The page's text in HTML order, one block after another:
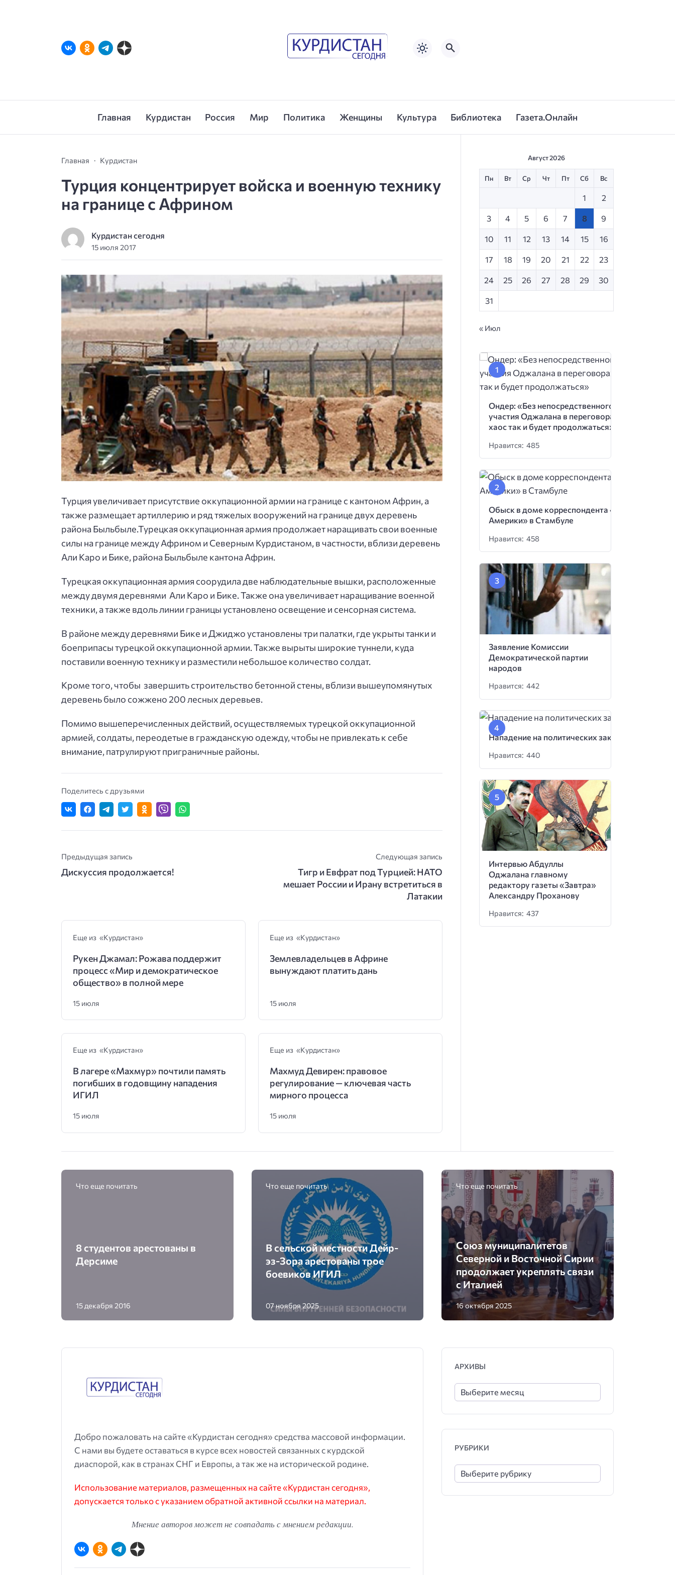
Главная Курдистан Россия Мир Политика Женщины Культура Библиотека Газета.Онлайн
Главная Курдистан
Турция концентрирует войска и военную технику
на границе с Африном
Курдистан сегодня
15 июля 2017
Турция увеличивает присутствие оккупационной армии на границе с кантоном Африн, а
также размещает артиллерию и ряд тяжелых вооружений на границе двух деревень
района Быльбыле.Турецкая оккупационная армия продолжает наращивать свои военные
силы на границе между Африном и Северным Курдистаном, в частности, вблизи деревень
Али Каро и Бике, района Быльбыле кантона Африн.
Турецкая оккупационная армия соорудила две наблюдательные вышки, расположенные
между двумя деревнями Али Каро и Бике. Также она увеличивает наращивание военной
техники, а также вдоль линии границы установлено освещение и сенсорная система.
В районе между деревнями Бике и Джиджо установлены три палатки, где укрыты танки и
боеприпасы турецкой оккупационной армии. Также вырыты широкие туннели, куда
поставили военную технику и разместили небольшое количество солдат.
Кроме того, чтобы завершить строительство бетонной стены, вблизи вышеупомянутых
деревень было сожжено 200 лесных деревьев.
Помимо вышеперечисленных действий, осуществляемых турецкой оккупационной
армией, солдаты, переодетые в гражданскую одежду, чтобы не привлекать к себе
внимание, патрулируют приграничные районы.
Поделитесь с друзьями
Предыдущая запись
Дискуссия продолжается!
Следующая запись
Тигр и Евфрат под Турцией: НАТО
мешает России и Ирану встретиться в
Латакии
Еще из «Курдистан»
Рукен Джамал: Рожава поддержит
процесс «Мир и демократическое
общество» в полной мере
15 июля
Еще из «Курдистан»
Землевладельцев в Африне
вынуждают платить дань
15 июля
Еще из «Курдистан»
В лагере «Махмур» почтили память
погибших в годовщину нападения
ИГИЛ
15 июля
Еще из «Курдистан»
Махмуд Девирен: правовое
регулирование — ключевая часть
мирного процесса
15 июля
Август 2026
Пн Вт Ср Чт Пт Сб Вс
1 2
3 4 5 6 7 8 9
10 11 12 13 14 15 16
17 18 19 20 21 22 23
24 25 26 27 28 29 30
31
« Июл
Ондер: «Без непосредственного
участия Оджалана в переговорах
хаос так и будет продолжаться»
Нравится: 485
Обыск в доме корреспондента «Голоса
Америки» в Стамбуле
Нравится: 458
Заявление Комиссии
Демократической партии
народов
Нравится: 442
Нападение на политических заключенных
Нравится: 440
Интервью Абдуллы
Оджалана главному
редактору газеты «Завтра»
Александру Проханову
Нравится: 437
Что еще почитать
8 студентов арестованы в
Дерсиме
15 декабря 2016
Что еще почитать
В сельской местности Дейр-
эз-Зора арестованы трое
боевиков ИГИЛ
07 ноября 2025
Что еще почитать
Союз муниципалитетов
Северной и Восточной Сирии
продолжает укреплять связи
с Италией
16 октября 2025
Добро пожаловать на сайте «Курдистан сегодня» средства массовой информации.
С нами вы будете оставаться в курсе всех новостей связанных с курдской
диаспорой, как в странах СНГ и Европы, а так же на исторической родине.
Использование материалов, размещенных на сайте «Курдистан сегодня»,
допускается только с указанием обратной активной ссылки на материал.
Мнение авторов может не совпадать с мнением редакции.
АРХИВЫ
РУБРИКИ